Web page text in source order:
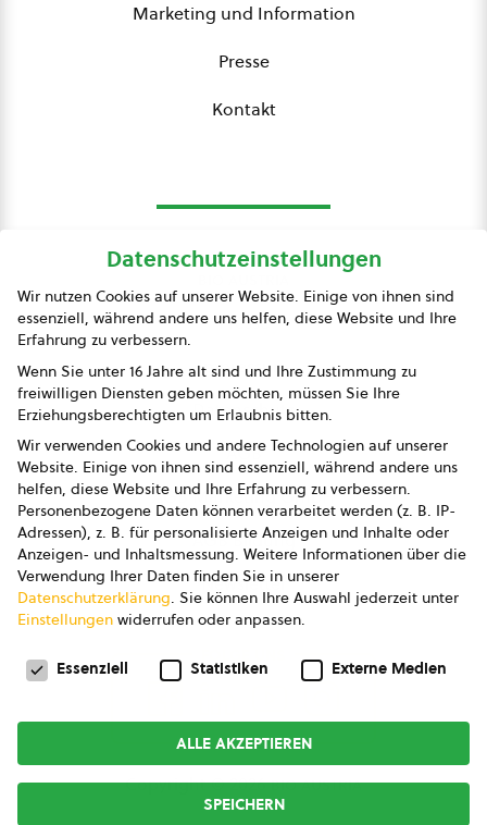
Marketing und Information
Presse
Kontakt
Presse
Impressum
Datenschutz
AGB
AGB Marketing GmbH
AGB Bildung
Newsletter
Copyright © 2026bio austria
Datenschutzeinstellungen
Wir nutzen Cookies auf unserer Website. Einige von ihnen sind
essenziell, während andere uns helfen, diese Website und Ihre
Erfahrung zu verbessern.
Wenn Sie unter 16 Jahre alt sind und Ihre Zustimmung zu
freiwilligen Diensten geben möchten, müssen Sie Ihre
Erziehungsberechtigten um Erlaubnis bitten.
Wir verwenden Cookies und andere Technologien auf unserer
Website. Einige von ihnen sind essenziell, während andere uns
helfen, diese Website und Ihre Erfahrung zu verbessern.
Personenbezogene Daten können verarbeitet werden (z. B. IP-
Adressen), z. B. für personalisierte Anzeigen und Inhalte oder
Anzeigen- und Inhaltsmessung. Weitere Informationen über die
Verwendung Ihrer Daten finden Sie in unserer
Datenschutzerklärung. Sie können Ihre Auswahl jederzeit unter
Einstellungen widerrufen oder anpassen.
Datenschutzeinstellungen
Essenziell Statistiken Externe Medien
ALLE AKZEPTIEREN
SPEICHERN